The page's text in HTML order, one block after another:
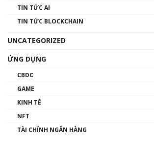
TIN TỨC AI
TIN TỨC BLOCKCHAIN
UNCATEGORIZED
ỨNG DỤNG
CBDC
GAME
KINH TẾ
NFT
TÀI CHÍNH NGÂN HÀNG